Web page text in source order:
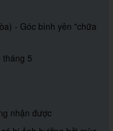
- Góc bình yên "chữa
tháng 5
nhận được